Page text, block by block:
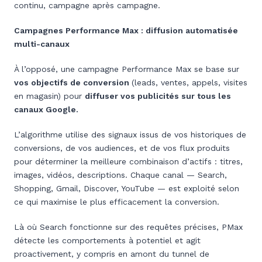
continu, campagne après campagne.
Campagnes Performance Max : diffusion automatisée
multi-canaux
À l’opposé, une campagne Performance Max se base sur
vos objectifs de conversion (leads, ventes, appels, visites
en magasin) pour diffuser vos publicités sur tous les
canaux Google.
L’algorithme utilise des signaux issus de vos historiques de
conversions, de vos audiences, et de vos flux produits
pour déterminer la meilleure combinaison d’actifs : titres,
images, vidéos, descriptions. Chaque canal — Search,
Shopping, Gmail, Discover, YouTube — est exploité selon
ce qui maximise le plus efficacement la conversion.
Là où Search fonctionne sur des requêtes précises, PMax
détecte les comportements à potentiel et agit
proactivement, y compris en amont du tunnel de